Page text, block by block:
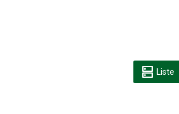
dns Liste